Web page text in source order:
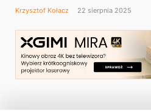
Krzysztof Kołacz 22 sierpnia 2025